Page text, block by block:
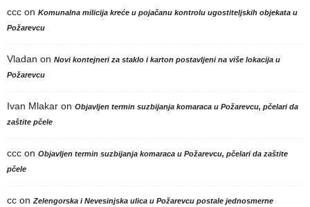
ccc on Komunalna milicija kreće u pojačanu kontrolu ugostiteljskih objekata u
Požarevcu
Vladan on Novi kontejneri za staklo i karton postavljeni na više lokacija u
Požarevcu
Ivan Mlakar on Objavljen termin suzbijanja komaraca u Požarevcu, pčelari da
zaštite pčele
ccc on Objavljen termin suzbijanja komaraca u Požarevcu, pčelari da zaštite
pčele
cc on Zelengorska i Nevesinjska ulica u Požarevcu postale jednosmerne